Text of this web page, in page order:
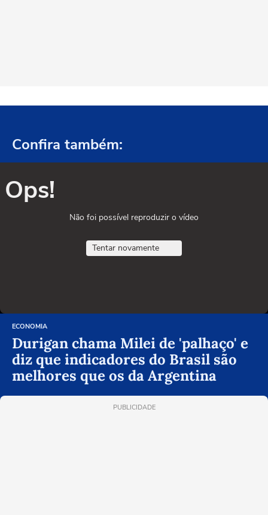
Confira também:
Ops!
Não foi possível reproduzir o vídeo
Tentar novamente
ECONOMIA
Durigan chama Milei de 'palhaço' e
diz que indicadores do Brasil são
melhores que os da Argentina
PUBLICIDADE